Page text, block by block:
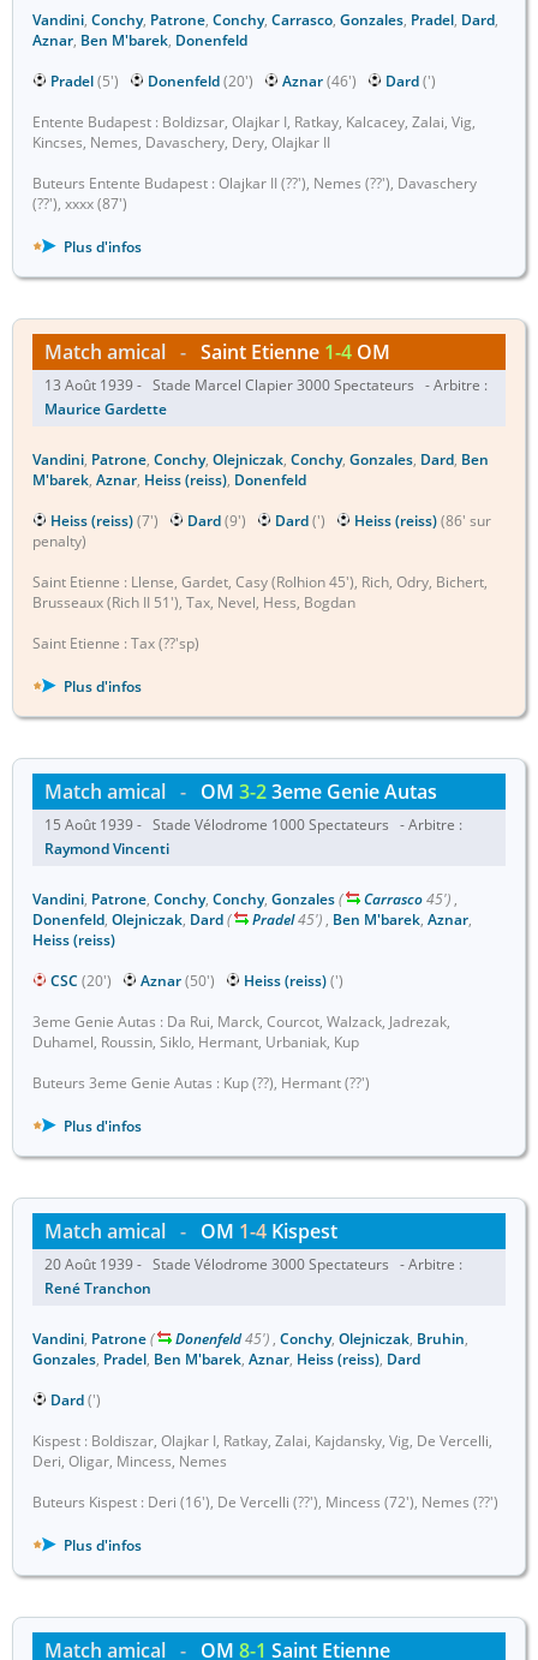
Vandini, Conchy, Patrone, Conchy, Carrasco, Gonzales, Pradel, Dard,
Aznar, Ben M'barek, Donenfeld
Pradel(5') Donenfeld(20') Aznar(46') Dard(')
Entente Budapest : Boldizsar, Olajkar I, Ratkay, Kalcacey, Zalai, Vig,
Kincses, Nemes, Davaschery, Dery, Olajkar II
Buteurs Entente Budapest : Olajkar II (??'), Nemes (??'), Davaschery
(??'), xxxx (87')
Plus d'infos
Match amical - Saint Etienne 1-4 OM
13 Août 1939 - Stade Marcel Clapier 3000 Spectateurs - Arbitre :
Maurice Gardette
Vandini, Patrone, Conchy, Olejniczak, Conchy, Gonzales, Dard, Ben
M'barek, Aznar, Heiss (reiss), Donenfeld
Heiss (reiss)(7') Dard(9') Dard(') Heiss (reiss)(86' sur
penalty)
Saint Etienne : Llense, Gardet, Casy (Rolhion 45'), Rich, Odry, Bichert,
Brusseaux (Rich II 51'), Tax, Nevel, Hess, Bogdan
Saint Etienne : Tax (??'sp)
Plus d'infos
Match amical - OM 3-23eme Genie Autas
15 Août 1939 - Stade Vélodrome 1000 Spectateurs - Arbitre :
Raymond Vincenti
Vandini, Patrone, Conchy, Conchy, Gonzales( Carrasco45') ,
Donenfeld, Olejniczak, Dard( Pradel45') , Ben M'barek, Aznar,
Heiss (reiss)
CSC (20') Aznar(50') Heiss (reiss)(')
3eme Genie Autas : Da Rui, Marck, Courcot, Walzack, Jadrezak,
Duhamel, Roussin, Siklo, Hermant, Urbaniak, Kup
Buteurs 3eme Genie Autas : Kup (??), Hermant (??')
Plus d'infos
Match amical - OM 1-4 Kispest
20 Août 1939 - Stade Vélodrome 3000 Spectateurs - Arbitre :
René Tranchon
Vandini, Patrone( Donenfeld45') , Conchy, Olejniczak, Bruhin,
Gonzales, Pradel, Ben M'barek, Aznar, Heiss (reiss), Dard
Dard(')
Kispest : Boldiszar, Olajkar I, Ratkay, Zalai, Kajdansky, Vig, De Vercelli,
Deri, Oligar, Mincess, Nemes
Buteurs Kispest : Deri (16'), De Vercelli (??'), Mincess (72'), Nemes (??')
Plus d'infos
Match amical - OM 8-1 Saint Etienne